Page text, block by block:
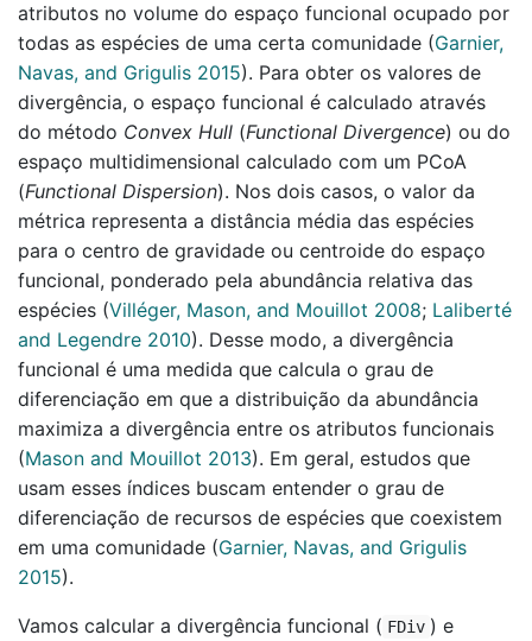
atributos no volume do espaço funcional ocupado por
todas as espécies de uma certa comunidade (Garnier,
Navas, and Grigulis 2015). Para obter os valores de
divergência, o espaço funcional é calculado através
do método Convex Hull (Functional Divergence) ou do
espaço multidimensional calculado com um PCoA
(Functional Dispersion). Nos dois casos, o valor da
métrica representa a distância média das espécies
para o centro de gravidade ou centroide do espaço
funcional, ponderado pela abundância relativa das
espécies (Villéger, Mason, and Mouillot 2008; Laliberté
and Legendre 2010). Desse modo, a divergência
funcional é uma medida que calcula o grau de
diferenciação em que a distribuição da abundância
maximiza a divergência entre os atributos funcionais
(Mason and Mouillot 2013). Em geral, estudos que
usam esses índices buscam entender o grau de
diferenciação de recursos de espécies que coexistem
em uma comunidade (Garnier, Navas, and Grigulis
2015).
Vamos calcular a divergência funcional ( FDiv ) e